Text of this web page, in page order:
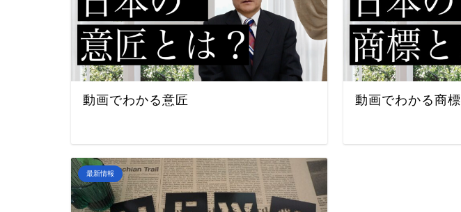
動画でわかる意匠 動画でわかる商標
最新情報